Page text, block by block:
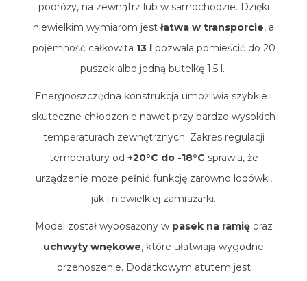
podróży, na zewnątrz lub w samochodzie. Dzięki
niewielkim wymiarom jestłatwa w transporcie, a
pojemność całkowita 13 lpozwala pomieścić do 20
puszek albo jedną butelkę 1,5 l.
Energooszczędna konstrukcja umożliwia szybkie i
skuteczne chłodzenie nawet przy bardzo wysokich
temperaturach zewnętrznych. Zakres regulacji
temperatury od +20°C do -18°C sprawia, że
urządzenie może pełnić funkcję zarówno lodówki,
jak i niewielkiej zamrażarki.
Model został wyposażony w pasek na ramięoraz
uchwyty wnękowe, które ułatwiają wygodne
przenoszenie. Dodatkowym atutem jest